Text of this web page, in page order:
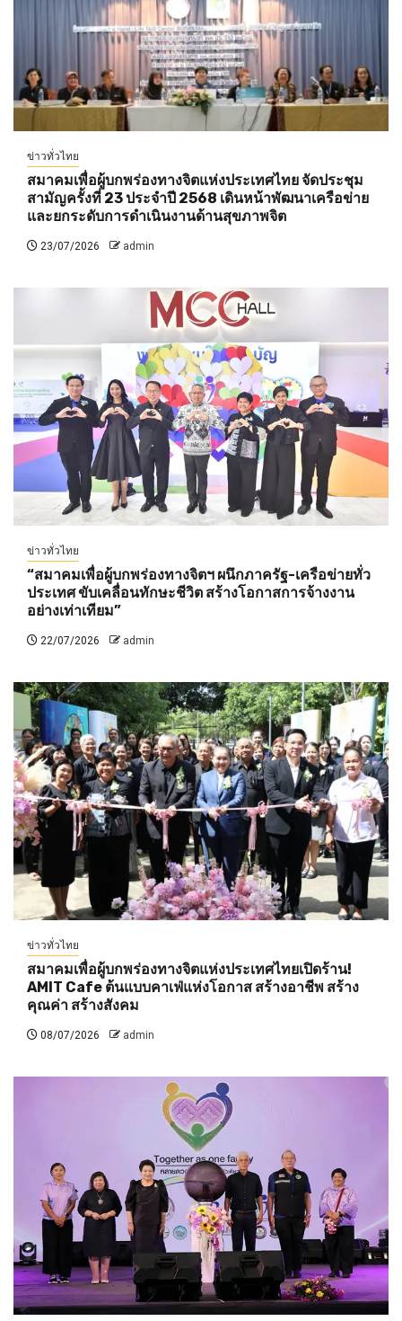
ข่าวทั่วไทย
สมาคมเพื่อผู้บกพร่องทางจิตแห่งประเทศไทย จัดประชุม
สามัญครั้งที่ 23 ประจำปี 2568 เดินหน้าพัฒนาเครือข่าย
และยกระดับการดำเนินงานด้านสุขภาพจิต
23/07/2026 admin
ข่าวทั่วไทย
“สมาคมเพื่อผู้บกพร่องทางจิตฯ ผนึกภาครัฐ-เครือข่ายทั่ว
ประเทศ ขับเคลื่อนทักษะชีวิต สร้างโอกาสการจ้างงาน
อย่างเท่าเทียม”
22/07/2026 admin
ข่าวทั่วไทย
สมาคมเพื่อผู้บกพร่องทางจิตแห่งประเทศไทยเปิดร้าน!
AMIT Cafe ต้นแบบคาเฟ่แห่งโอกาส สร้างอาชีพ สร้าง
คุณค่า สร้างสังคม
08/07/2026 admin